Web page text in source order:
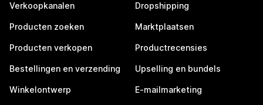
Verkoopkanalen
Producten zoeken
Producten verkopen
Bestellingen en verzending
Winkelontwerp
Dropshipping
Marktplaatsen
Productrecensies
Upselling en bundels
E-mailmarketing